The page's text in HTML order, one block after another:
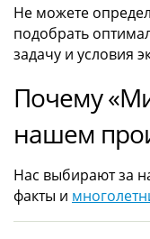
Не можете
подобрать
задачу и условия
Почему
нашем
Нас выбирают за
факты и